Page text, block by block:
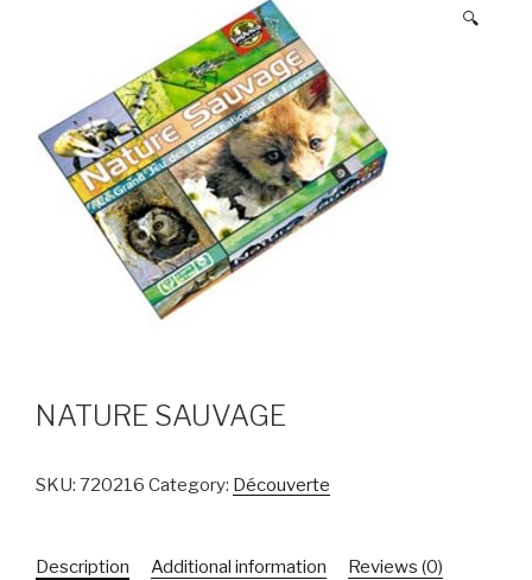
🔍
NATURE SAUVAGE
SKU: 720216 Category: Découverte
Description Additional information Reviews (0)